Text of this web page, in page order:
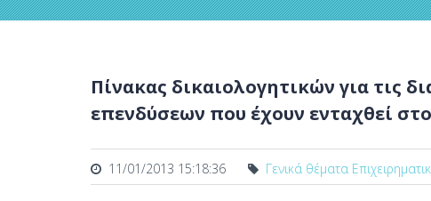
Πίνακας δικαιολογητικών για τις
επενδύσεων που έχουν ενταχθεί
11/01/2013 15:18:36 Γενικά θέματα